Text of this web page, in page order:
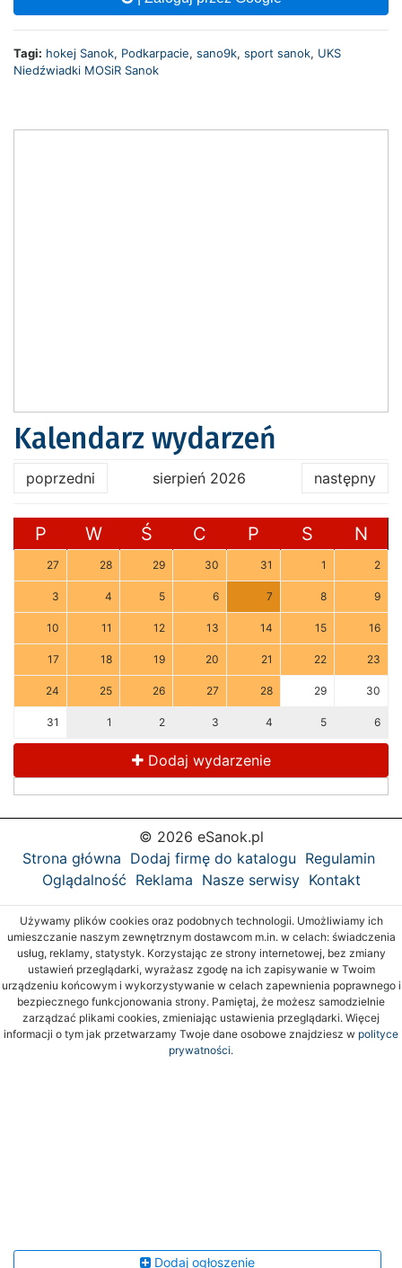
Tagi: hokej Sanok, Podkarpacie, sano9k, sport sanok, UKS
Niedźwiadki MOSiR Sanok
Kalendarz wydarzeń
poprzedni sierpień 2026 następny
P W Ś C P S N
27 28 29 30 31 1 2
3 4 5 6 7 8 9
10 11 12 13 14 15 16
17 18 19 20 21 22 23
24 25 26 27 28 29 30
31 1 2 3 4 5 6
Dodaj wydarzenie
© 2026 eSanok.pl
Strona główna Dodaj firmę do katalogu Regulamin
Oglądalność Reklama Nasze serwisy Kontakt
Używamy plików cookies oraz podobnych technologii. Umożliwiamy ich
umieszczanie naszym zewnętrznym dostawcom m.in. w celach: świadczenia
usług, reklamy, statystyk. Korzystając ze strony internetowej, bez zmiany
ustawień przeglądarki, wyrażasz zgodę na ich zapisywanie w Twoim
urządzeniu końcowym i wykorzystywanie w celach zapewnienia poprawnego i
bezpiecznego funkcjonowania strony. Pamiętaj, że możesz samodzielnie
zarządzać plikami cookies, zmieniając ustawienia przeglądarki. Więcej
informacji o tym jak przetwarzamy Twoje dane osobowe znajdziesz w polityce
prywatności.
Dodaj ogłoszenie